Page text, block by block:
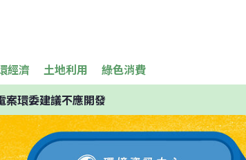
經濟 土地利用 綠色消費
案環委建議不應開發